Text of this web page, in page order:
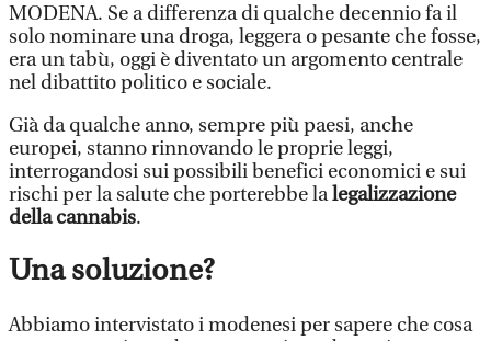
MODENA. Se a differenza di qualche decennio fa il
solo nominare una droga, leggera o pesante che fosse,
era un tabù, oggi è diventato un argomento centrale
nel dibattito politico e sociale.
Già da qualche anno, sempre più paesi, anche
europei, stanno rinnovando le proprie leggi,
interrogandosi sui possibili benefici economici e sui
rischi per la salute che porterebbe lalegalizzazione
della cannabis.
Una soluzione?
Abbiamo intervistato i modenesi per sapere che cosa